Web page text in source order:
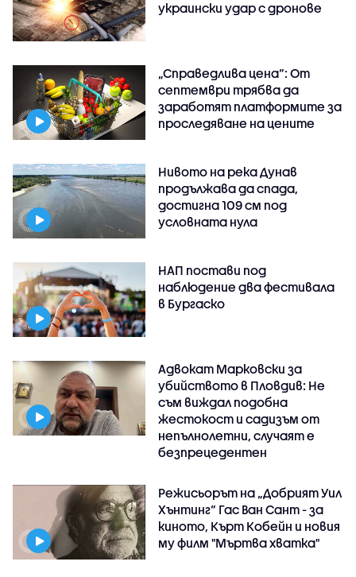
украински удар с дронове
„Справедлива цена“: От
септември трябва да
заработят платформите за
проследяване на цените
Нивото на река Дунав
продължава да спада,
достигна 109 см под
условната нула
НАП постави под
наблюдение два фестивала
в Бургаско
Адвокат Марковски за
убийството в Пловдив: Не
съм виждал подобна
жестокост и садизъм от
непълнолетни, случаят е
безпрецедентен
Режисьорът на „Добрият Уил
Хънтинг“ Гас Ван Сант - за
киното, Кърт Кобейн и новия
му филм "Мъртва хватка"